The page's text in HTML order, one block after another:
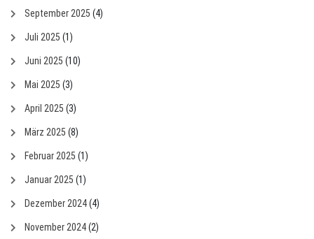
September 2025 (4)
Juli 2025 (1)
Juni 2025 (10)
Mai 2025 (3)
April 2025 (3)
März 2025 (8)
Februar 2025 (1)
Januar 2025 (1)
Dezember 2024(4)
November 2024(2)